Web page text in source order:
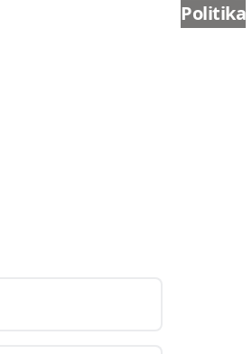
Politika